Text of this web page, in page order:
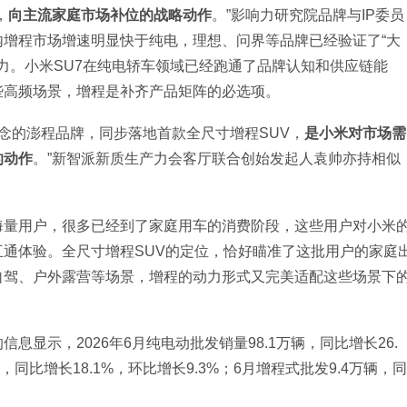
向主流家庭市场补位的战略动作。”影响力研究院品牌与IP委员
程市场增速明显快于纯电，理想、问界等品牌已经验证了“大
。小米SU7在纯电轿车领域已经跑通了品牌认知和供应链能
频场景，增程是补齐产品矩阵的必选项。
的澎程品牌，同步落地首款全尺寸增程SUV， 是小米对市场需
动作。”新智派新质生产力会客厅联合创始发起人袁帅亦持相似
用户，很多已经到了家庭用车的消费阶段，这些用户对小米
体验。全尺寸增程SUV的定位，恰好瞄准了这批用户的家庭
、户外露营等场景，增程的动力形式又完美适配这些场景下
息显示，2026年6月纯电动批发销量98.1万辆，同比增长26.
同比增长18.1%，环比增长9.3%；6月增程式批发9.4万辆，同